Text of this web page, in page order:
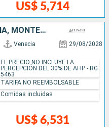
US$ 5,714
ITALIA, SEYCHELLES, CROACIA, MONTENEGRO, GRECIA
Venecia 29/08/2028
US$ 6,531
EL PRECIO NO INCLUYE LA
PERCEPCIÓN DEL 30% DE AFIP - RG
5463
TARIFA NO REEMBOLSABLE
Comidas incluidas